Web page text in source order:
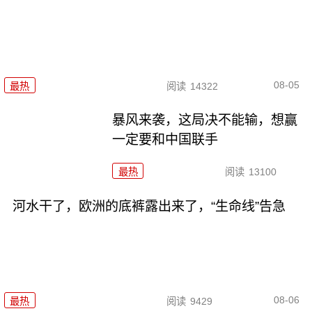
最热 阅读 14322 08-05
暴风来袭，这局决不能输，想赢
一定要和中国联手
最热 阅读 13100
河水干了，欧洲的底裤露出来了，“生命线”告急
最热 阅读 9429 08-06